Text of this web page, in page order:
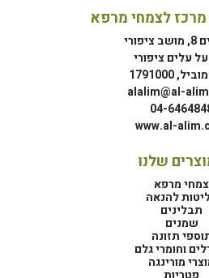
מרכז לצמחי מרפא
על עלים ציפורי
1791000
alalim@al-
04-
www.al-
שלנו
צמחי מרפא
להנאה
תבלינים
שמנים
תזונה
וחומרי גלם
מורינגה